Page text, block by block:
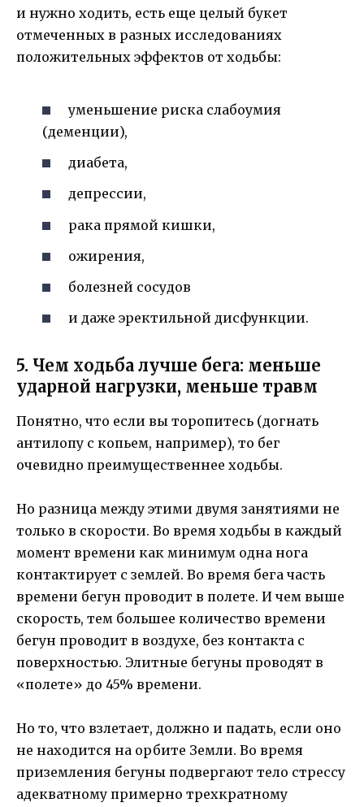
и нужно ходить, есть еще целый букет
отмеченных в разных исследованиях
положительных эффектов от ходьбы:
уменьшение риска слабоумия
(деменции),
диабета,
депрессии,
рака прямой кишки,
ожирения,
болезней сосудов
и даже эректильной дисфункции.
5. Чем ходьба лучше бега: меньше
ударной нагрузки, меньше травм
Понятно, что если вы торопитесь (догнать
антилопу с копьем, например), то бег
очевидно преимущественнее ходьбы.
Но разница между этими двумя занятиями не
только в скорости. Во время ходьбы в каждый
момент времени как минимум одна нога
контактирует с землей. Во время бега часть
времени бегун проводит в полете. И чем выше
скорость, тем большее количество времени
бегун проводит в воздухе, без контакта с
поверхностью. Элитные бегуны проводят в
«полете» до 45% времени.
Но то, что взлетает, должно и падать, если оно
не находится на орбите Земли. Во время
приземления бегуны подвергают тело стрессу
адекватному примерно трехкратному